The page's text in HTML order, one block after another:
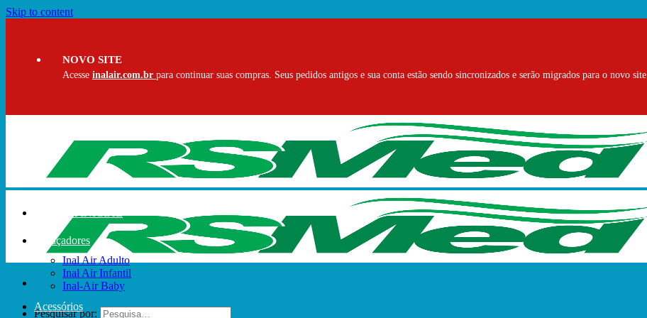
Skip to content
NOVO SITE
Acesse inalair.com.br para continuar suas compras. Seus pedidos antigos e sua conta estão sendo sincronizados e serão migrados para o novo site.
Pesquisar por:
Espaçadores
Inal Air Adulto
Inal Air Infantil
Inal-Air Baby
Acessórios